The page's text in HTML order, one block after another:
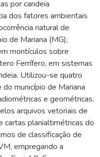
por candeia
dos fatores ambientais
natural de
de Mariana (MG);
montículos sobre
Ferrífero, em sistemas
Utilizou-se quatro
município de Mariana
e geométricas.
arquivos vetoriais de
cartas planialtimétricas do
de classificação de
empregando a